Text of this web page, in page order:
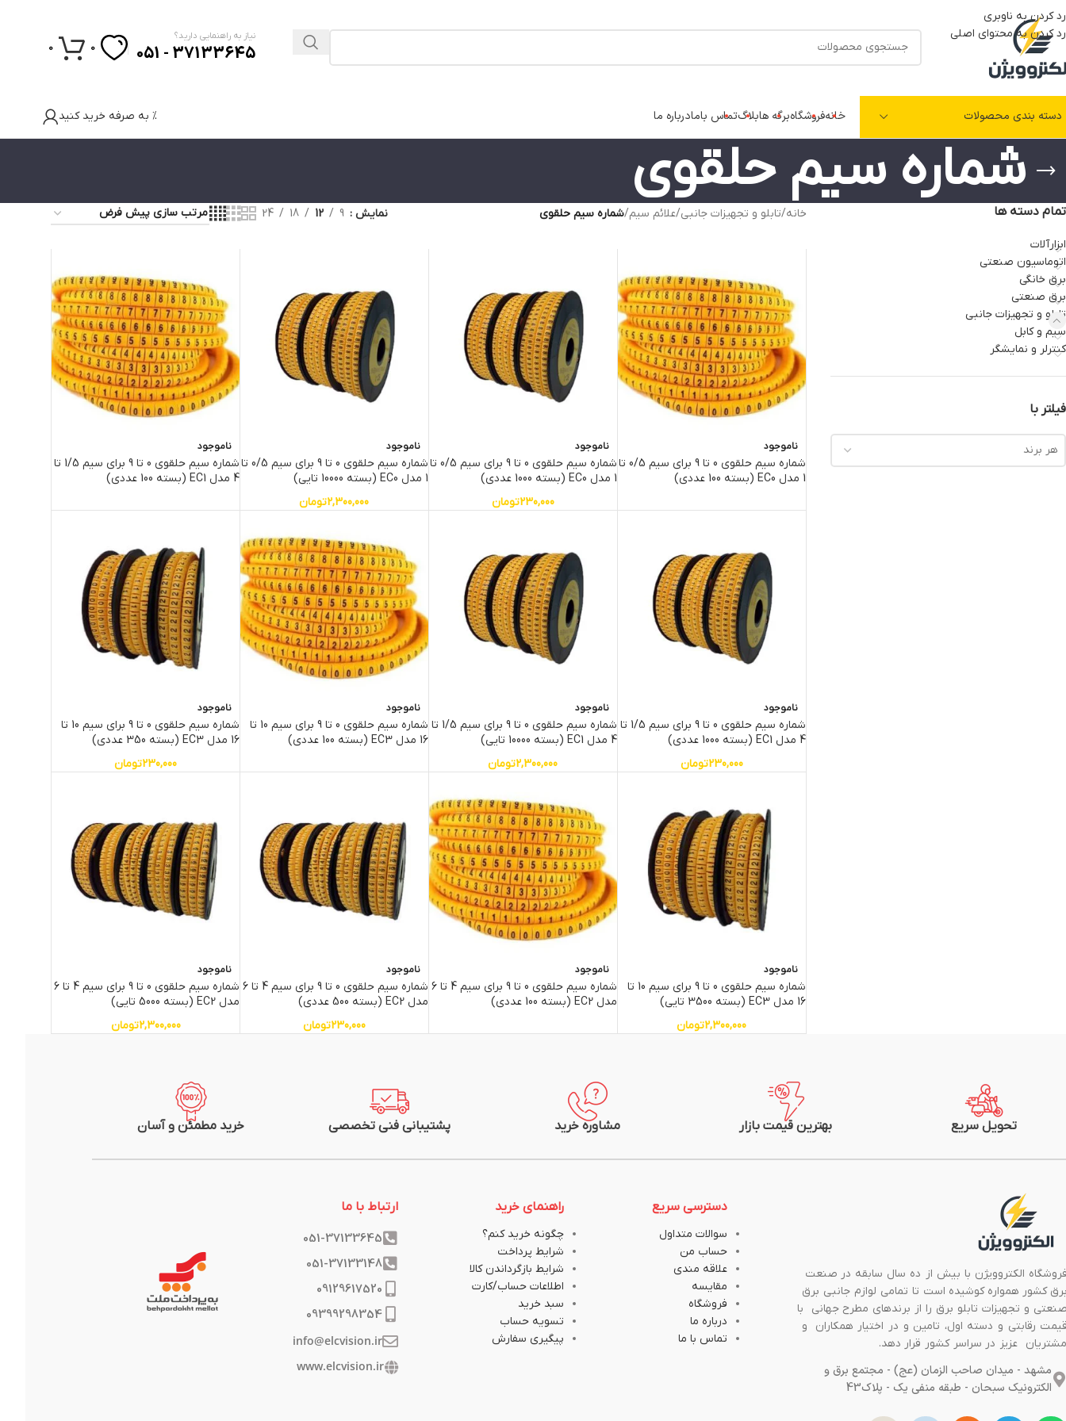
رد کردن به ناوبری
رد کردن به محتوای اصلی
نیاز به راهنمایی دارید؟
37133645 - 051
0
0
دسته بندی محصولات خانهفروشگاهبرگه هابلاگتماس بامادرباره ما % به صرفه خرید کنید
شماره سیم حلقوی
تمام دسته ها
ابزارآلات
اتوماسیون صنعتی
برق خانگی
برق صنعتی
تابلو و تجهیزات جانبی
سیم و کابل
کنترلر و نمایشگر
فیلتر با
هر برند
خانه/تابلو و تجهیزات جانبی/علائم سیم/شماره سیم حلقوی نمایش 9
12
18
24
ناموجود
شماره سیم حلقوی 0 تا 9 برای سیم 0/5 تا
1 مدل EC0 (بسته 100 عددی)
ناموجود
شماره سیم حلقوی 0 تا 9 برای سیم 0/5 تا
1 مدل EC0 (بسته 1000 عددی)
230,000تومان
ناموجود
شماره سیم حلقوی 0 تا 9 برای سیم 0/5 تا
1 مدل EC0 (بسته 10000 تایی)
2,300,000تومان
ناموجود
شماره سیم حلقوی 0 تا 9 برای سیم 1/5 تا
4 مدل EC1 (بسته 100 عددی)
ناموجود
شماره سیم حلقوی 0 تا 9 برای سیم 1/5 تا
4 مدل EC1 (بسته 1000 عددی)
230,000تومان
ناموجود
شماره سیم حلقوی 0 تا 9 برای سیم 1/5 تا
4 مدل EC1 (بسته 10000 تایی)
2,300,000تومان
ناموجود
شماره سیم حلقوی 0 تا 9 برای سیم 10 تا
16 مدل EC3 (بسته 100 عددی)
ناموجود
شماره سیم حلقوی 0 تا 9 برای سیم 10 تا
16 مدل EC3 (بسته 350 عددی)
230,000تومان
ناموجود
شماره سیم حلقوی 0 تا 9 برای سیم 10 تا
16 مدل EC3 (بسته 3500 تایی)
2,300,000تومان
ناموجود
شماره سیم حلقوی 0 تا 9 برای سیم 4 تا 6
مدل EC2 (بسته 100 عددی)
ناموجود
شماره سیم حلقوی 0 تا 9 برای سیم 4 تا 6
مدل EC2 (بسته 500 عددی)
230,000تومان
ناموجود
شماره سیم حلقوی 0 تا 9 برای سیم 4 تا 6
مدل EC2 (بسته 5000 تایی)
2,300,000تومان
تحویل سریع بهترین قیمت بازار مشاوره خرید پشتیبانی فنی تخصصی خرید مطمئن و آسان
الکتروویژن با بیش از ده سال سابقه در صنعت
کشور همواره کوشیده است تا تمامی لوازم جانبی برق
و تجهیزات تابلو برق را از برندهای مطرح جهانی با
رقابتی و دسته اول، تامین و در اختیار همکاران و
عزیز در سراسر کشور قرار دهد.
مشهد - میدان صاحب الزمان (عج) - مجتمع برق و
الکترونیک سبحان - طبقه منفی یک - پلاک43
دسترسی سریع
سوالات متداول
حساب من
علاقه مندی
مقایسه
فروشگاه
درباره ما
تماس با ما
راهنمای خرید
چگونه خرید کنم؟
شرایط پرداخت
شرایط بازگرداندن کالا
اطلاعات حساب/کارت
سبد خرید
تسویه حساب
پیگیری سفارش
ارتباط با ما
051-37133645
051-37133148
09129617520
09399298354
info@elcvision.ir
www.elcvision.ir